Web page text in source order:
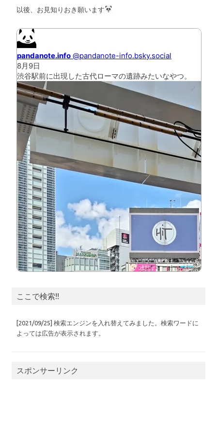
以後、お見知りおき願います
ここで検索!!
[2021/09/25] 検索エンジンを入れ替えてみました。検索ワードに
よっては広告が表示されます。
スポンサーリンク